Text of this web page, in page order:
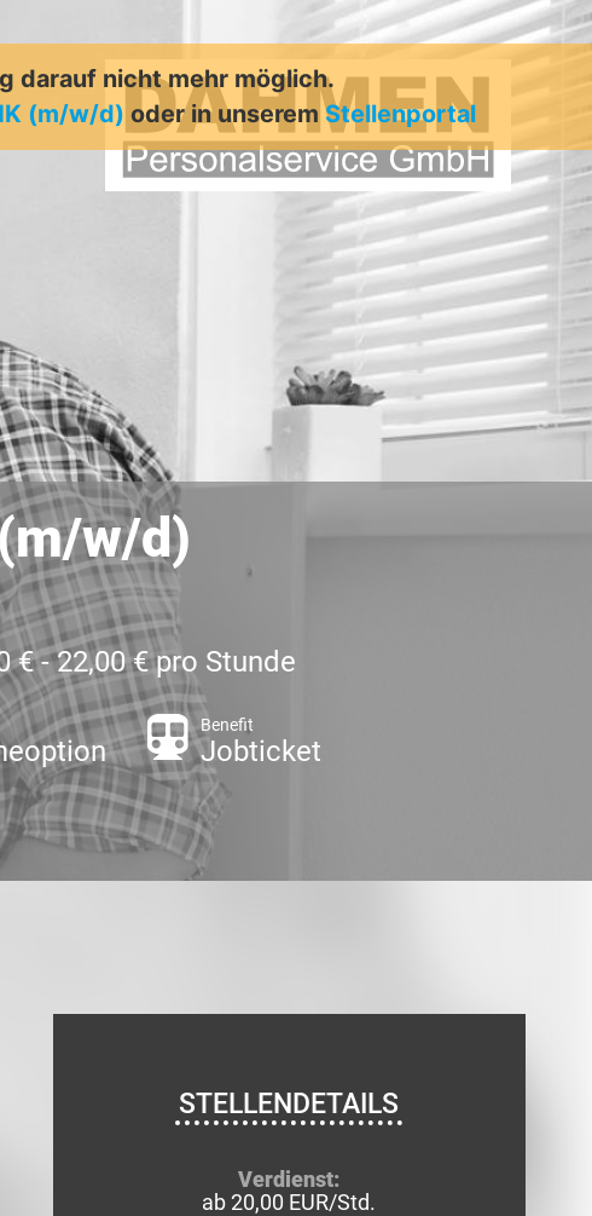
darauf nicht mehr möglich.
(m/w/d) oder in unseremStellenportal
w/d)
€ - 22,00 € pro Stunde
Benefit
Jobticket
STELLENDETAILS
Verdienst:
ab 20,00 EUR/Std.